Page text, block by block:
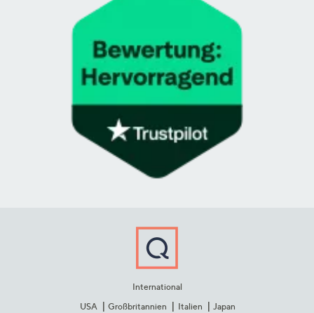
International
USA
Großbritannien Italien Japan